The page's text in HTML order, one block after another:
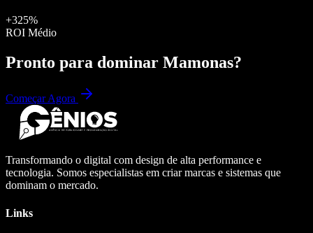
+325%
ROI Médio
Pronto para dominar Mamonas?
Começar Agora
Transformando o digital com design de alta performance e
tecnologia. Somos especialistas em criar marcas e sistemas que
dominam o mercado.
Links